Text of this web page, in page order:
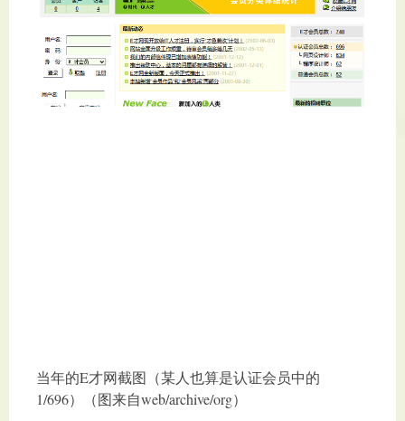
当年的E才网截图（某人也算是认证会员中的
1/696）（图来自web/archive/org）